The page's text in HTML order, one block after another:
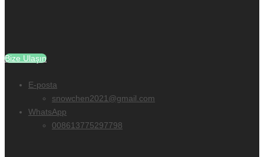
Bize Ulaşın
E-posta
snowchen2021@gmail.com
WhatsApp
008613775297798